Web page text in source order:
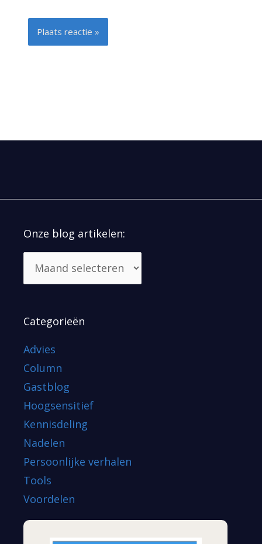
Onze blog artikelen:
Categorieën
Advies
Column
Gastblog
Hoogsensitief
Kennisdeling
Nadelen
Persoonlijke verhalen
Tools
Voordelen